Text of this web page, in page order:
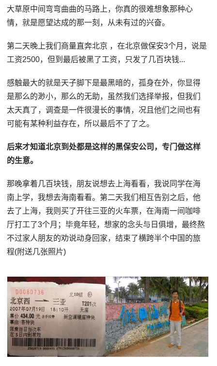
大草原中间弯弯曲曲的马路上，你真的很难想象那种心
情，就是愿望达成的那一刻，从未有过的兴奋。
第二天晚上我们商量直奔北京 ，在北京做保安3个月，说是
工资2500，但到最后被黑了工资，只发了几百块钱...
感触最大的就是天子脚下是最黑暗的，孤身在外，你显得
是那么的渺小，那么的无助，虽然我们选择举报，但我们
太天真了，调查是一件很漫长的事情，况且他们之间也有
可能有某种利益存在，所以最后不了了之。
后来才知道北京到处都是这样的黑保安公司，专门做这样
的生意。
那晚拿着几百块钱，朋友说想去上海看看，我说同学在海
南上学，我想去海南看看。第二天我们相互告别之后，他
去了上海，我则买了开往三亚的火车票，在海南一间咖啡
厅打工了3个月；毕竟年轻，想家的念头与日俱增，最终熬
不过家人朋友的劝说动身回家，结束了横跨半个中国的旅
程(附送几张照片)